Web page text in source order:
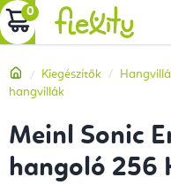
Ugrás
a
tartalomhoz
KOSÁR
Kezdőlap
Kiegészítők
hangvillák
Meinl Sonic
hangoló 256